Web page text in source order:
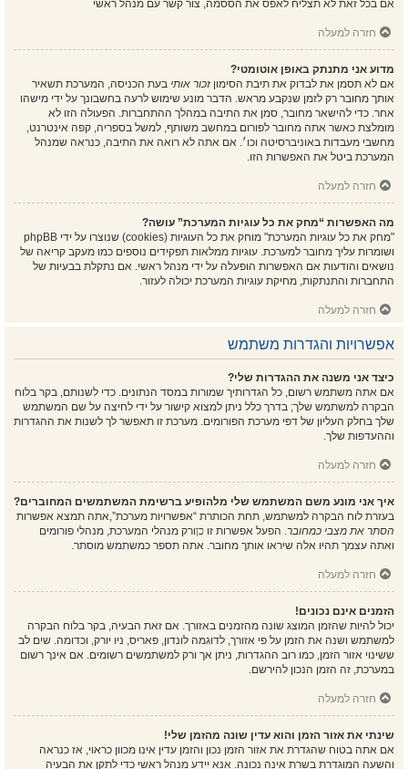
אם בכל זאת לא תצליח לאפס את הססמה, צור קשר עם מנהל ראשי
חזרה למעלה
מדוע אני מתנתק באופן אוטומטי?
אם לא תסמן את לבדוק את תיבת הסימוןזכור אותי בעת הכניסה, המערכת תשאיר
אותך מחובר רק לזמן שנקבע מראש. הדבר מונע שימוש לרעה בחשבונך על ידי מישהו
אחר. כדי להישאר מחובר, סמן את התיבה במהלך ההתחברות. הפעולה הזו לא
מומלצת כאשר אתה מחובר לפורום במחשב משותף, למשל בספריה, קפה אינטרנט,
מחשבי מעבדות באוניברסיטה וכו׳. אם אתה לא רואה את התיבה, כנראה שמנהל
המערכת ביטל את האפשרות הזו.
חזרה למעלה
מה האפשרות “מחק את כל עוגיות המערכת” עושה?
"מחק את כל עוגיות המערכת" מוחק את כל העוגיות (cookies) שנוצרו על ידי phpBB
ושומרות עליך מחובר למערכת. עוגיות ממלאות תפקידים נוספים כמו מעקב קריאה של
נושאים והודעות אם האפשרות הופעלה על ידי מנהל ראשי. אם נתקלת בבעיות של
התחברות והתנתקות, מחיקת עוגיות המערכת יכולה לעזור.
חזרה למעלה
אפשרויות והגדרות משתמש
כיצד אני משנה את ההגדרות שלי?
אם אתה משתמש רשום, כל הגדרותיך שמורות במסד הנתונים. כדי לשנותם, בקר בלוח
הבקרה למשתמש שלך; בדרך כלל ניתן למצוא קישור על ידי לחיצה על שם המשתמש
שלך בחלק העליון של דפי מערכת הפורומים. מערכת זו תאפשר לך לשנות את ההגדרות
וההעדפות שלך.
חזרה למעלה
איך אני מונע משם המשתמש שלי מלהופיע ברשימת המשתמשים המחוברים?
בעזרת לוח הבקרה למשתמש, תחת הכותרת “אפשרויות מערכת”,אתה תמצא אפשרות
הסתר את מצבי כמחובר. הפעל אפשרות זו כןורק מנהלי המערכת, מנהלי פורומים
ואתה עצמך תהיו אלה שיראו אותך מחובר. אתה תספר כמשתמש מוסתר.
חזרה למעלה
הזמנים אינם נכונים!
יכול להיות שהזמן המוצג שונה מהזמנים באזורך. אם זאת הבעיה, בקר בלוח הבקרה
למשתמש ושנה את הזמן על פי אזורך, לדוגמה לונדון, פאריס, ניו יורק, וכדומה. שים לב
ששינוי אזור הזמן, כמו רוב ההגדרות, ניתן אך ורק למשתמשים רשומים. אם אינך רשום
במערכת, זה הזמן הנכון להירשם.
חזרה למעלה
שינתי את אזור הזמן והוא עדין שונה מהזמן שלי!
אם אתה בטוח שהגדרת את אזור הזמן נכון והזמן עדין אינו מכוון כראוי, אז כנראה
והשעה המוגדרת בשרת אינה נכונה. אנא יידע מנהל ראשי כדי לתקן את הבעיה